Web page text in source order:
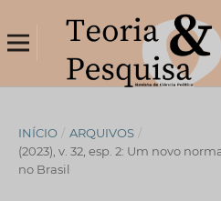
INÍCIO / ARQUIVOS /
(2023), v. 32, esp. 2: Um novo
no Brasil